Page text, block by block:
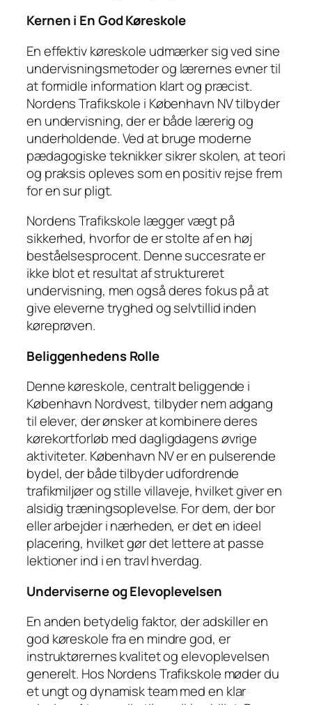
Kernen i En God Køreskole
En effektiv køreskole udmærker sig ved sine
undervisningsmetoder og lærernes evner til
at formidle information klart og præcist.
Nordens Trafikskole i København NV tilbyder
en undervisning, der er både lærerig og
underholdende. Ved at bruge moderne
pædagogiske teknikker sikrer skolen, at teori
og praksis opleves som en positiv rejse frem
for en sur pligt.
Nordens Trafikskole lægger vægt på
sikkerhed, hvorfor de er stolte af en høj
beståelsesprocent. Denne succesrate er
ikke blot et resultat af struktureret
undervisning, men også deres fokus på at
give eleverne tryghed og selvtillid inden
køreprøven.
Beliggenhedens Rolle
Denne køreskole, centralt beliggende i
København Nordvest, tilbyder nem adgang
til elever, der ønsker at kombinere deres
kørekortforløb med dagligdagens øvrige
aktiviteter. København NV er en pulserende
bydel, der både tilbyder udfordrende
trafikmiljøer og stille villaveje, hvilket giver en
alsidig træningsoplevelse. For dem, der bor
eller arbejder i nærheden, er det en ideel
placering, hvilket gør det lettere at passe
lektioner ind i en travl hverdag.
Underviserne og Elevoplevelsen
En anden betydelig faktor, der adskiller en
god køreskole fra en mindre god, er
instruktørernes kvalitet og elevoplevelsen
generelt. Hos Nordens Trafikskole møder du
et ungt og dynamisk team med en klar